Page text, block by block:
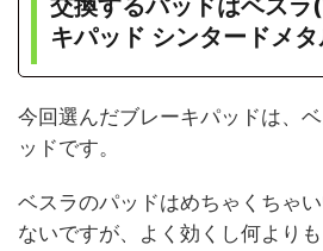
交換するパッドはベス
キパッド シンタードメ
今回選んだブレーキパッドは、
ッドです。
ベスラのパッドはめちゃくちゃ
ないですが、よく効くし何より